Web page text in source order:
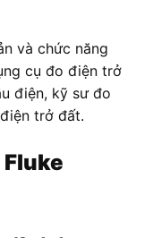
và chức năng
cụ đo điện trở
điện, kỹ sư đo
trở đất.